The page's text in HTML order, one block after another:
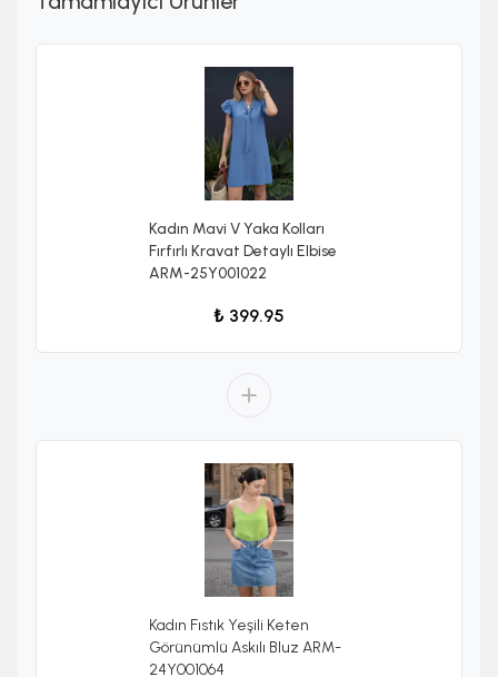
Kadın Mavi V Yaka Kolları
Fırfırlı Kravat Detaylı Elbise
ARM-25Y001022
₺ 399.95
Kadın Fıstık Yeşili Keten
Görünümlü Askılı Bluz ARM-
24Y001064